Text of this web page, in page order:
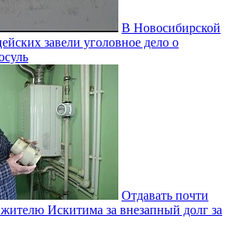
В Новосибирской
завели уголовное дело о
Отдавать почти
Искитима за внезапный долг за